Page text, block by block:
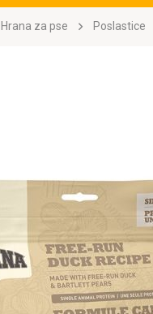
Hrana za pse Poslastice